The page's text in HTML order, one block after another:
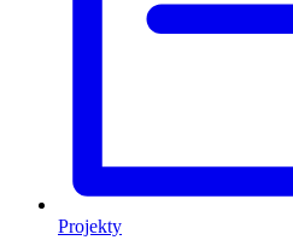
Projekty